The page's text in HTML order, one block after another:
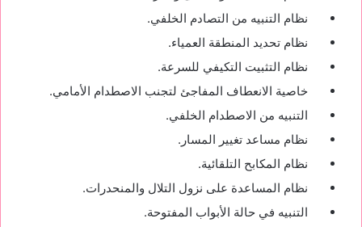
نظام التنبيه من التصادم الخلفي.
نظام تحديد المنطقة العمياء.
نظام التثبيت التكيفي للسرعة.
خاصية الانعطاف المفاجئ لتجنب الاصطدام الأمامي.
التنبيه من الاصطدام الخلفي.
نظام مساعد تغيير المسار.
نظام المكابح التلقائية.
نظام المساعدة على نزول التلال والمنحدرات.
التنبيه في حالة الأبواب المفتوحة.